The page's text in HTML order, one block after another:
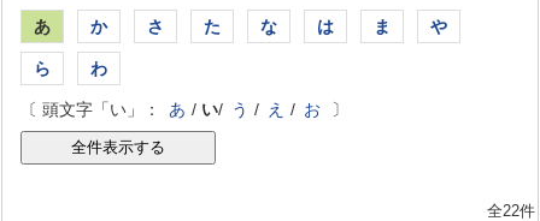
あ か さ た な は ま や
ら わ
〔 頭文字「い」： あ / い/ う / え / お 〕
全22件